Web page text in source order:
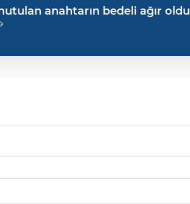
anahtarın bedeli ağır oldu